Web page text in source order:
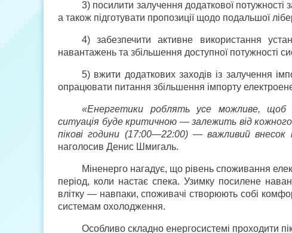
3) посилити залучення додаткової потужності
а також підготувати пропозиції щодо подальшої
4) забезпечити активне використання
навантажень та збільшення доступної потужності
5) вжити додаткових заходів із залучення
опрацювати питання збільшення імпорту
«Енергетики роблять усе можливе, щоб
ситуація буде критичною — залежить від
пікові години (17:00—22:00) — важливий внесок
наголосив Денис Шмигаль.
Міненерго нагадує, що рівень споживання
період, коли настає спека. Узимку посилене
влітку — навпаки, споживачі створюють собі
системам охолодження.
Особливо складно енергосистемі проходити